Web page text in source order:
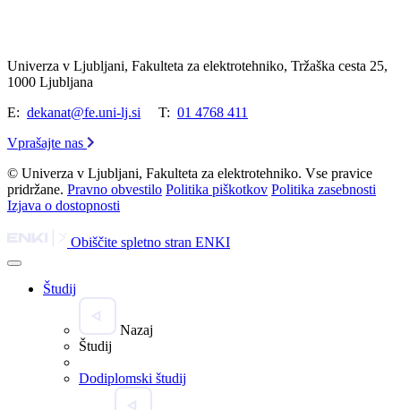
Univerza v Ljubljani, Fakulteta za elektrotehniko, Tržaška cesta 25,
1000 Ljubljana
E: dekanat@fe.uni-lj.si T: 01 4768 411
Vprašajte nas
© Univerza v Ljubljani, Fakulteta za elektrotehniko. Vse pravice
pridržane. Pravno obvestilo Politika piškotkov Politika zasebnosti
Izjava o dostopnosti
Obiščite spletno stran ENKI
Študij
Nazaj
Študij
Dodiplomski študij